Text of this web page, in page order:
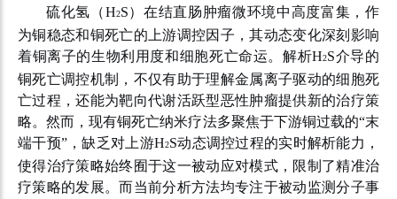
硫化氢（H2S）在结直肠肿瘤微环境中高度富集，作
为铜稳态和铜死亡的上游调控因子，其动态变化深刻影响
着铜离子的生物利用度和细胞死亡命运。解析H2S介导的
铜死亡调控机制，不仅有助于理解金属离子驱动的细胞死
亡过程，还能为靶向代谢活跃型恶性肿瘤提供新的治疗策
略。然而，现有铜死亡纳米疗法多聚焦于下游铜过载的“末
端干预”，缺乏对上游H2S动态调控过程的实时解析能力，
使得治疗策略始终囿于这一被动应对模式，限制了精准治
疗策略的发展。而当前分析方法均专注于被动监测分子事